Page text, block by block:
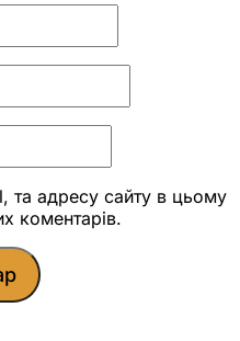
та адресу сайту в цьому
коментарів.